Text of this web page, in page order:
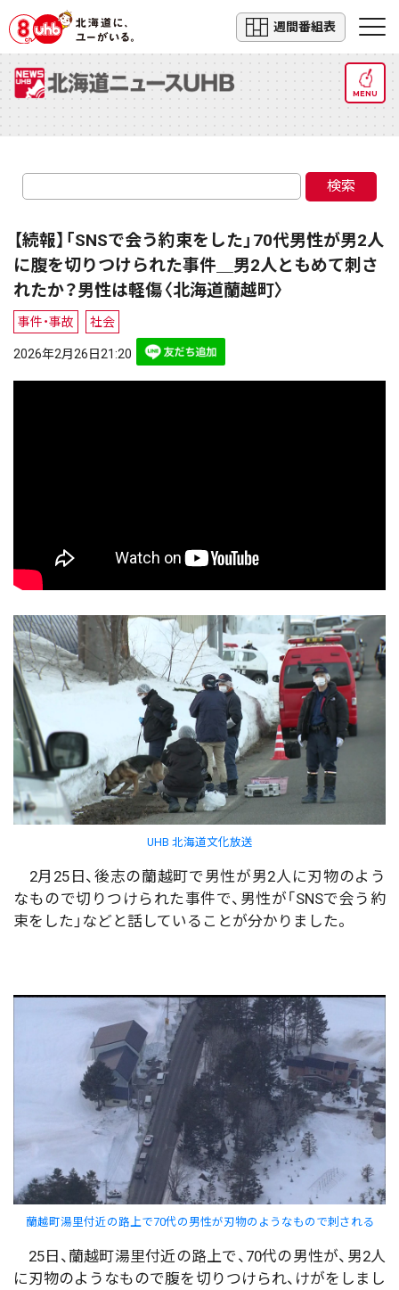
週間番組表
MENU
検索
【続報】「SNSで会う約束をした」70代男性が男2人
に腹を切りつけられた事件＿男2人ともめて刺さ
れたか？男性は軽傷〈北海道蘭越町〉
事件・事故 社会
2026年2月26日21:20
UHB 北海道文化放送
2月25日、後志の蘭越町で男性が男2人に刃物のよう
なもので切りつけられた事件で、男性が「SNSで会う約
束をした」などと話していることが分かりました。
蘭越町湯里付近の路上で70代の男性が刃物のようなもので刺される
25日、蘭越町湯里付近の路上で、70代の男性が、男2人
に刃物のようなもので腹を切りつけられ、けがをしまし